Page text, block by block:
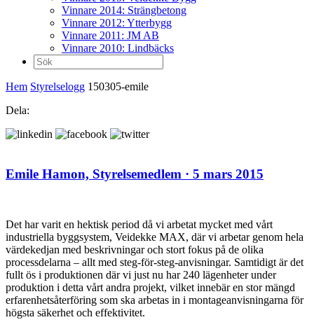
Vinnare 2014: Strängbetong
Vinnare 2012: Ytterbygg
Vinnare 2011: JM AB
Vinnare 2010: Lindbäcks
Sök
efter:
Hem Styrelselogg 150305-emile
Dela:
Emile Hamon, Styrelsemedlem · 5 mars 2015
Det har varit en hektisk period då vi arbetat mycket med vårt
industriella byggsystem, Veidekke MAX, där vi arbetar genom hela
värdekedjan med beskrivningar och stort fokus på de olika
processdelarna – allt med steg-för-steg-anvisningar. Samtidigt är det
fullt ös i produktionen där vi just nu har 240 lägenheter under
produktion i detta vårt andra projekt, vilket innebär en stor mängd
erfarenhetsåterföring som ska arbetas in i montageanvisningarna för
högsta säkerhet och effektivitet.